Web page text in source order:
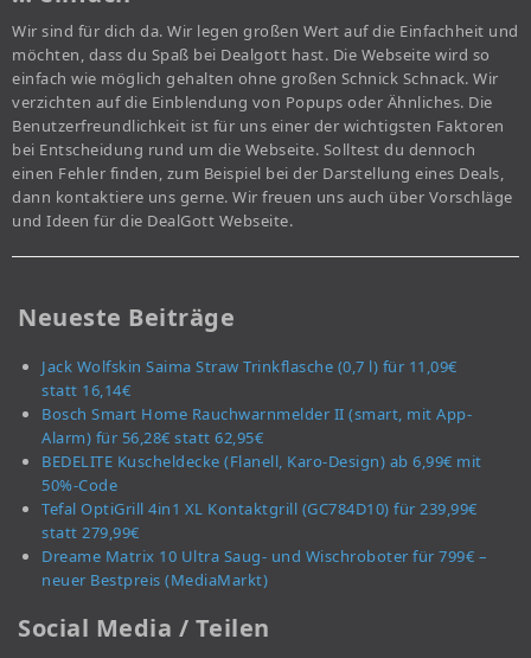
Wir sind für dich da. Wir legen großen Wert auf die Einfachheit und
möchten, dass du Spaß bei Dealgott hast. Die Webseite wird so
einfach wie möglich gehalten ohne großen Schnick Schnack. Wir
verzichten auf die Einblendung von Popups oder Ähnliches. Die
Benutzerfreundlichkeit ist für uns einer der wichtigsten Faktoren
bei Entscheidung rund um die Webseite. Solltest du dennoch
einen Fehler finden, zum Beispiel bei der Darstellung eines Deals,
dann kontaktiere uns gerne. Wir freuen uns auch über Vorschläge
und Ideen für die DealGott Webseite.
Neueste Beiträge
Jack Wolfskin Saima Straw Trinkflasche (0,7 l) für 11,09€
statt 16,14€
Bosch Smart Home Rauchwarnmelder II (smart, mit App-
Alarm) für 56,28€ statt 62,95€
BEDELITE Kuscheldecke (Flanell, Karo-Design) ab 6,99€ mit
50%-Code
Tefal OptiGrill 4in1 XL Kontaktgrill (GC784D10) für 239,99€
statt 279,99€
Dreame Matrix 10 Ultra Saug- und Wischroboter für 799€ –
neuer Bestpreis (MediaMarkt)
Social Media / Teilen